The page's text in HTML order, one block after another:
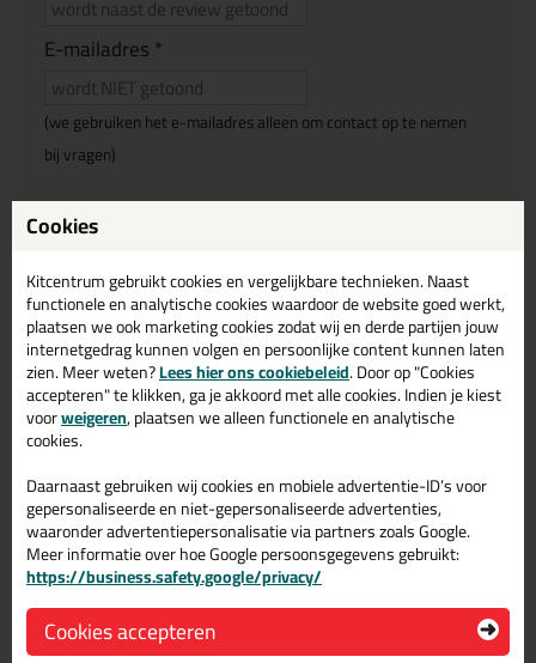
E-mailadres *
(we gebruiken het e-mailadres alleen om contact op te nemen
bij vragen)
Reviewtitel *
Je ervaring
Beoordeling
Zou jij dit product aanbevelen bij anderen?
ja
nee
Cookies
Kitcentrum gebruikt cookies en vergelijkbare technieken. Naast
functionele en analytische cookies waardoor de website goed werkt,
plaatsen we ook marketing cookies zodat wij en derde partijen jouw
internetgedrag kunnen volgen en persoonlijke content kunnen laten
zien. Meer weten?Lees hier ons cookiebeleid. Door op "Cookies
accepteren" te klikken, ga je akkoord met alle cookies. Indien je kiest
voorweigeren, plaatsen we alleen functionele en analytische
cookies.
Daarnaast gebruiken wij cookies en mobiele advertentie-ID’s voor
gepersonaliseerde en niet-gepersonaliseerde advertenties,
waaronder advertentiepersonalisatie via partners zoals Google.
Meer informatie over hoe Google persoonsgegevens gebruikt:
https://business.safety.google/privacy/
Cookies accepteren